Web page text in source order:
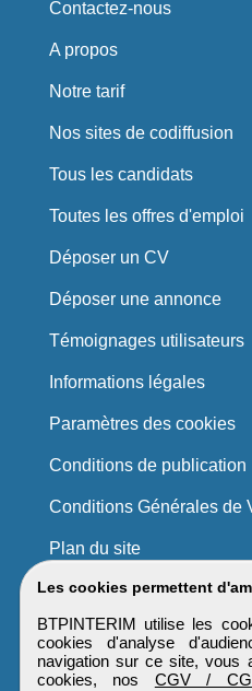
Les cookies permettent
BTPINTERIM utilise les
cookies d'analyse
navigation sur ce site, vous
cookies, nos CGV /
Contactez-nous
A propos
Notre tarif
Nos sites de codiffusion
Tous les candidats
Toutes les offres d'emploi
Déposer un CV
Déposer une annonce
Témoignages utilisateurs
Informations légales
Paramètres des cookies
Conditions de publication
Conditions Générales de
Plan du site